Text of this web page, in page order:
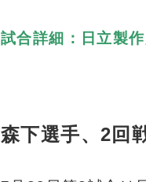
試合詳細：日立製
森下選手、2回